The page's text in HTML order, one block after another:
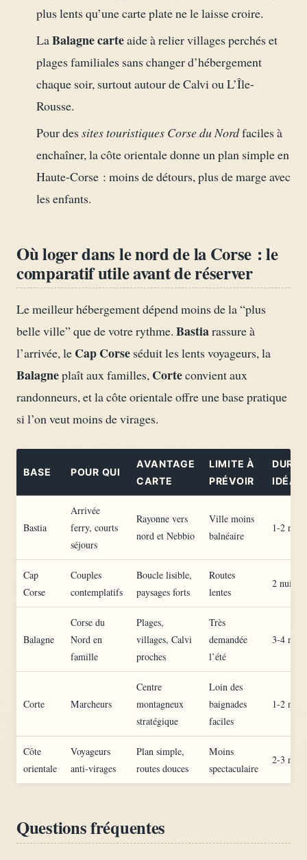
plus lents qu’une carte plate ne le laisse croire.
LaBalagne carteaide à relier villages perchés et
plages familiales sans changer d’hébergement
chaque soir, surtout autour de Calvi ou L’Île-
Rousse.
Pour dessites touristiques Corse du Nordfaciles à
enchaîner, la côte orientale donne un plan simple en
Haute-Corse : moins de détours, plus de marge avec
les enfants.
Où loger dans le nord de la Corse : le
comparatif utile avant de réserver
Le meilleur hébergement dépend moins de la “plus
belle ville” que de votre rythme. Bastiarassure à
l’arrivée, le Cap Corse séduit les lents voyageurs, la
Balagneplaît aux familles, Corteconvient aux
randonneurs, et la côte orientale offre une base pratique
si l’on veut moins de virages.
BASE POUR QUI
AVANTAGE
CARTE
LIMITE À
PRÉVOIR
DURÉE
Bastia
Arrivée
ferry, courts
séjours
Rayonne vers
nord et Nebbio
Ville moins
balnéaire
1-2 nuits
Cap
Corse
Couples
contemplatifs
Boucle lisible,
paysages forts
Routes
lentes
2 nuits
Balagne
Corse du
Nord en
famille
Plages,
villages, Calvi
proches
Très
demandée
l’été
3-4 nuits
Corte Marcheurs
Centre
montagneux
stratégique
Loin des
baignades
faciles
1-2 nuits
Côte
orientale
Voyageurs
anti-virages
Plan simple,
routes douces
Moins
spectaculaire
2-3 nuits
Questions fréquentes